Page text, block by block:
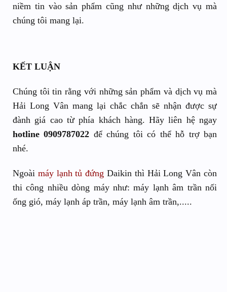
niềm tin vào sản phẩm cũng như những dịch vụ mà
chúng tôi mang lại.
KẾT LUẬN
Chúng tôi tin rằng với những sản phẩm và dịch vụ mà
Hải Long Vân mang lại chắc chắn sẽ nhận được sự
đành giá cao từ phía khách hàng. Hãy liên hệ ngay
hotline 0909787022 để chúng tôi có thể hỗ trợ bạn
nhé.
Ngoài máy lạnh tủ đứng Daikin thì Hải Long Vân còn
thi công nhiều dòng máy như: máy lạnh âm trần nối
ống gió, máy lạnh áp trần, máy lạnh âm trần,.....